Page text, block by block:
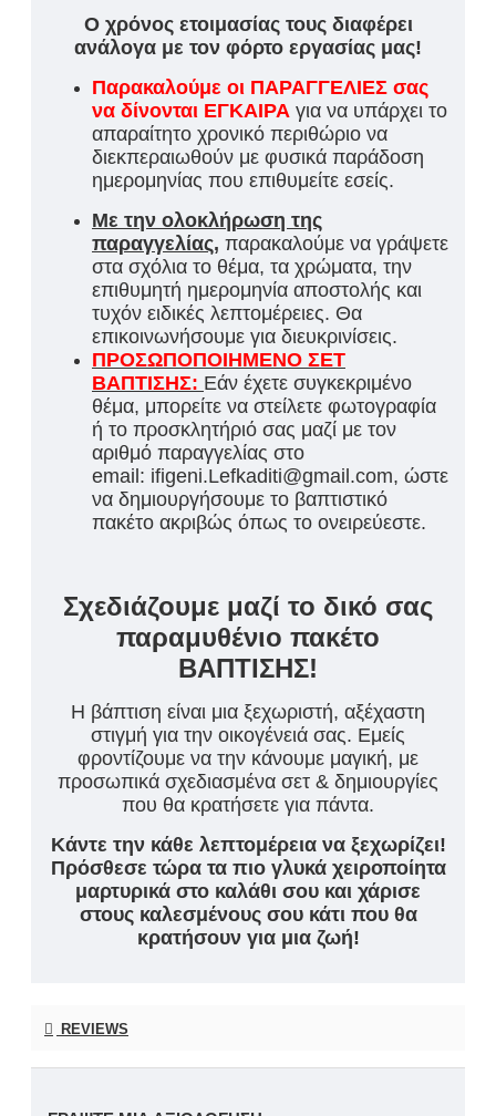
Ο χρόνος ετοιμασίας τους διαφέρει
ανάλογα με τον φόρτο εργασίας μας!
Παρακαλούμε οι ΠΑΡΑΓΓΕΛΙΕΣ σας
να δίνονται ΕΓΚΑΙΡΑ για να υπάρχει το
απαραίτητο χρονικό περιθώριο να
διεκπεραιωθούν με φυσικά παράδοση
ημερομηνίας που επιθυμείτε εσείς.
Με την ολοκλήρωση της
παραγγελίας, παρακαλούμε να γράψετε
στα σχόλια το θέμα, τα χρώματα, την
επιθυμητή ημερομηνία αποστολής και
τυχόν ειδικές λεπτομέρειες. Θα
επικοινωνήσουμε για διευκρινίσεις.
ΠΡΟΣΩΠΟΠΟΙΗΜΕΝΟ ΣΕΤ
ΒΑΠΤΙΣΗΣ: Εάν έχετε συγκεκριμένο
θέμα, μπορείτε να στείλετε φωτογραφία
ή το προσκλητήριό σας μαζί με τον
αριθμό παραγγελίας στο
email: ifigeni.Lefkaditi@gmail.com, ώστε
να δημιουργήσουμε το βαπτιστικό
πακέτο ακριβώς όπως το ονειρεύεστε.
Σχεδιάζουμε μαζί το δικό σας
παραμυθένιο πακέτο
ΒΑΠΤΙΣΗΣ!
Η βάπτιση είναι μια ξεχωριστή, αξέχαστη
στιγμή για την οικογένειά σας. Εμείς
φροντίζουμε να την κάνουμε μαγική, με
προσωπικά σχεδιασμένα σετ & δημιουργίες
που θα κρατήσετε για πάντα.
Κάντε την κάθε λεπτομέρεια να ξεχωρίζει!
Πρόσθεσε τώρα τα πιο γλυκά χειροποίητα
μαρτυρικά στο καλάθι σου και χάρισε
στους καλεσμένους σου κάτι που θα
κρατήσουν για μια ζωή!
REVIEWS